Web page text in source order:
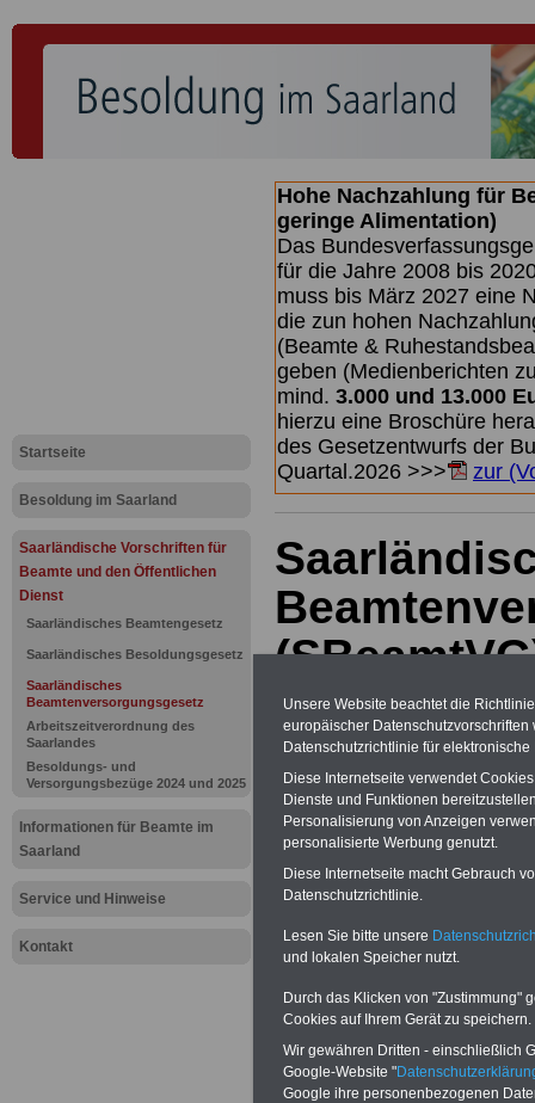
Startseite
Besoldung im Saarland
Saarländische Vorschriften für
Beamte und den Öffentlichen
Dienst
Saarländisches Beamtengesetz
Saarländisches Besoldungsgesetz
Saarländisches
Beamtenversorgungsgesetz
Arbeitszeitverordnung des
Saarlandes
Besoldungs- und
Versorgungsbezüge 2024 und 2025
Informationen für Beamte im
Saarland
Service und Hinweise
Kontakt
Hohe Nachzahlung für
geringe Alimentation)
Das
für die Jahre 2008 bis
muss bis März 2027 eine
die zun hohen
(Beamte &
geben (Medienberichten
mind. 3.000 und 13.000
hierzu eine Broschüre
des Gesetzentwurfs der
Quartal.2026 >>>
zur
Falle
86
22,50 Euro: Wissenswertes für
und Beamte,
(Bund/Länder) sowie Beihilferecht in
gegliedert und erläutern auch
Sachverhalte verständlich (auch
Beamtinnen und Beamte sowie
des Saarlandes)..
DasBEHÖRDEN-ABO>>> kann
Unsere Website beachtet die
europäischer
Datenschutzrichtlinie für
Diese Internetseite verwendet
Dienste und Funktionen
Personalisierung von Anzeigen
personalisierte Werbung genutzt.
Diese Internetseite macht Gebrauch
Datenschutzrichtlinie.
Lesen Sie bitte unsere
und lokalen Speicher nutzt.
Durch das Klicken von "Zustimmung"
Cookies auf Ihrem Gerät zu speichern.
Wir gewähren Dritten - einschließlich
Google-Website "
Google ihre personenbezogenen